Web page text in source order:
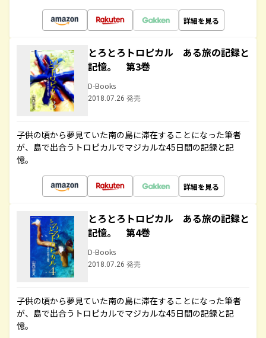
詳細を見る
とろとろトロピカル ある旅の記録と
記憶。 第3巻
D-Books
2018.07.26 発売
子供の頃から夢見ていた南の島に滞在することになった筆者
が、島で出合うトロピカルでマジカルな45日間の記録と記
憶。
詳細を見る
とろとろトロピカル ある旅の記録と
記憶。 第4巻
D-Books
2018.07.26 発売
子供の頃から夢見ていた南の島に滞在することになった筆者
が、島で出合うトロピカルでマジカルな45日間の記録と記
憶。